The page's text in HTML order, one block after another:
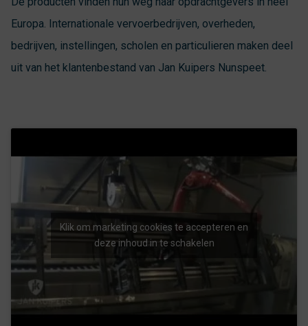
Europa. Internationale vervoerbedrijven, overheden,
bedrijven, instellingen, scholen en particulieren maken deel
uit van het klantenbestand van Jan Kuipers Nunspeet.
Klik om marketing cookies te accepteren en
deze inhoud in te schakelen